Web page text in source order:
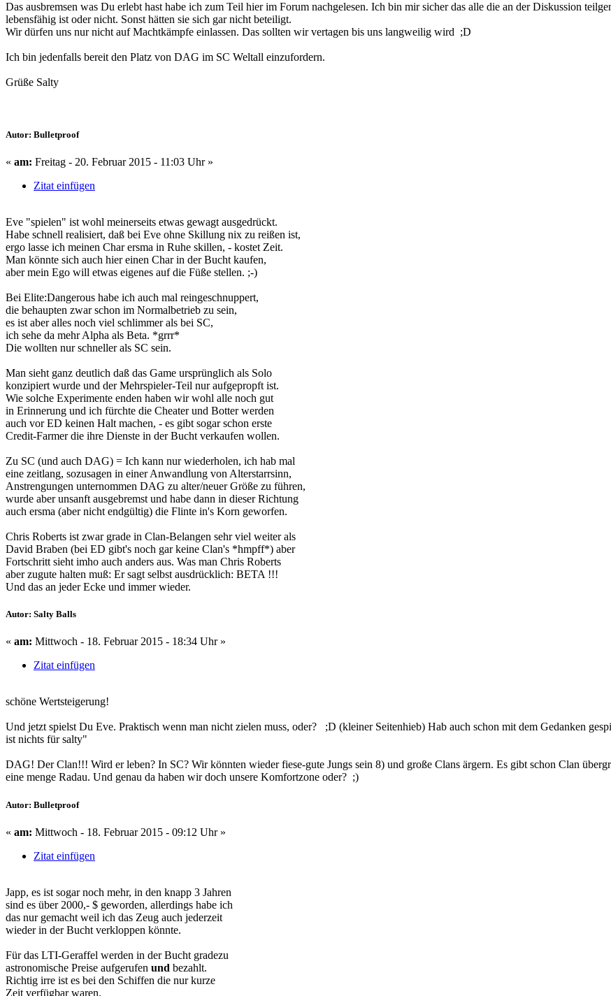
Das ausbremsen was Du erlebt hast habe ich zum Teil hier im Forum nachgelesen. Ich bin mir sicher das alle die an der Diskussion
lebensfähig ist oder nicht. Sonst hätten sie sich gar nicht beteiligt.
Wir dürfen uns nur nicht auf Machtkämpfe einlassen. Das sollten wir vertagen bis uns langweilig wird ;D
Ich bin jedenfalls bereit den Platz von DAG im SC Weltall einzufordern.
Grüße Salty
Autor: Bulletproof
« am: Freitag - 20. Februar 2015 - 11:03 Uhr »
Zitat einfügen
Eve "spielen" ist wohl meinerseits etwas gewagt ausgedrückt.
Habe schnell realisiert, daß bei Eve ohne Skillung nix zu reißen ist,
ergo lasse ich meinen Char ersma in Ruhe skillen, - kostet Zeit.
Man könnte sich auch hier einen Char in der Bucht kaufen,
aber mein Ego will etwas eigenes auf die Füße stellen. ;-)
Bei Elite:Dangerous habe ich auch mal reingeschnuppert,
die behaupten zwar schon im Normalbetrieb zu sein,
es ist aber alles noch viel schlimmer als bei SC,
ich sehe da mehr Alpha als Beta. *grrr*
Die wollten nur schneller als SC sein.
Man sieht ganz deutlich daß das Game ursprünglich als Solo
konzipiert wurde und der Mehrspieler-Teil nur aufgepropft ist.
Wie solche Experimente enden haben wir wohl alle noch gut
in Erinnerung und ich fürchte die Cheater und Botter werden
auch vor ED keinen Halt machen, - es gibt sogar schon erste
Credit-Farmer die ihre Dienste in der Bucht verkaufen wollen.
Zu SC (und auch DAG) = Ich kann nur wiederholen, ich hab mal
eine zeitlang, sozusagen in einer Anwandlung von Alterstarrsinn,
Anstrengungen unternommen DAG zu alter/neuer Größe zu führen,
wurde aber unsanft ausgebremst und habe dann in dieser Richtung
auch ersma (aber nicht endgültig) die Flinte in's Korn geworfen.
Chris Roberts ist zwar grade in Clan-Belangen sehr viel weiter als
David Braben (bei ED gibt's noch gar keine Clan's *hmpff*) aber
Fortschritt sieht imho auch anders aus. Was man Chris Roberts
aber zugute halten muß: Er sagt selbst ausdrücklich: BETA !!!
Und das an jeder Ecke und immer wieder.
Autor: Salty Balls
« am: Mittwoch - 18. Februar 2015 - 18:34 Uhr »
Zitat einfügen
schöne Wertsteigerung!
Und jetzt spielst Du Eve. Praktisch wenn man nicht zielen muss, oder? ;D (kleiner Seitenhieb) Hab auch schon mit dem Gedanken
ist nichts für salty"
DAG! Der Clan!!! Wird er leben? In SC? Wir könnten wieder fiese-gute Jungs sein 8) und große Clans ärgern. Es gibt schon Clan
eine menge Radau. Und genau da haben wir doch unsere Komfortzone oder? ;)
Autor: Bulletproof
« am: Mittwoch - 18. Februar 2015 - 09:12 Uhr »
Zitat einfügen
Japp, es ist sogar noch mehr, in den knapp 3 Jahren
sind es über 2000,- $ geworden, allerdings habe ich
das nur gemacht weil ich das Zeug auch jederzeit
wieder in der Bucht verkloppen könnte.
Für das LTI-Geraffel werden in der Bucht gradezu
astronomische Preise aufgerufen und bezahlt.
Richtig irre ist es bei den Schiffen die nur kurze
Zeit verfügbar waren.